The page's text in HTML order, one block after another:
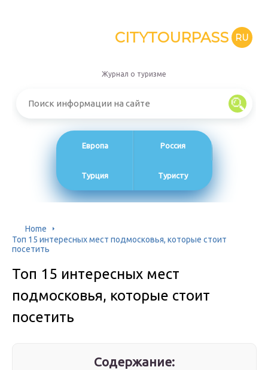
CITYTOURPASS RU
Журнал о туризме
Европа Россия
Турция Туристу
Home
Топ 15 интересных мест подмосковья, которые стоит
посетить
Топ 15 интересных мест
подмосковья, которые стоит
посетить
Содержание: